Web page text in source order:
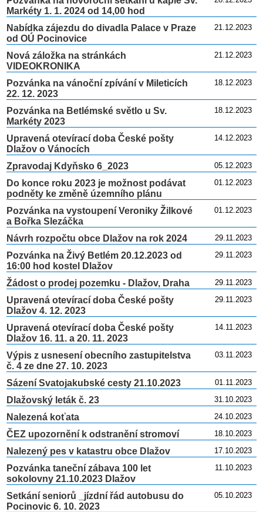
Markéty 1. 1. 2024 od 14,00 hod
21.12.2023
Nabídka zájezdu do divadla Palace v Praze
od OÚ Pocinovice
21.12.2023
Nová záložka na stránkách
VIDEOKRONIKA
18.12.2023
Pozvánka na vánoční zpívání v Mileticích
22. 12. 2023
18.12.2023
Pozvánka na Betlémské světlo u Sv.
Markéty 2023
14.12.2023
Upravená otevírací doba České pošty
Dlažov o Vánocích
05.12.2023
Zpravodaj Kdyňsko 6_2023
01.12.2023
Do konce roku 2023 je možnost podávat
podněty ke změně územního plánu
01.12.2023
Pozvánka na vystoupení Veroniky Žilkové
a Bořka Slezáčka
29.11.2023
Návrh rozpočtu obce Dlažov na rok 2024
29.11.2023
Pozvánka na Živý Betlém 20.12.2023 od
16:00 hod kostel Dlažov
29.11.2023
Žádost o prodej pozemku - Dlažov, Draha
29.11.2023
Upravená otevírací doba České pošty
Dlažov 4. 12. 2023
14.11.2023
Upravená otevírací doba České pošty
Dlažov 16. 11. a 20. 11. 2023
03.11.2023
Výpis z usnesení obecního zastupitelstva
č. 4 ze dne 27. 10. 2023
01.11.2023
Sázení Svatojakubské cesty 21.10.2023
31.10.2023
Dlažovský leták č. 23
24.10.2023
Nalezená koťata
18.10.2023
ČEZ upozornění k odstranění stromoví
17.10.2023
Nalezený pes v katastru obce Dlažov
11.10.2023
Pozvánka taneční zábava 100 let
sokolovny 21.10.2023 Dlažov
05.10.2023
Setkání seniorů _jízdní řád autobusu do
Pocinovic 6. 10. 2023